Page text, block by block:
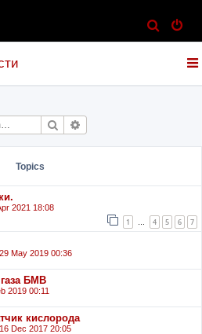
e
Search
Topics
2021 18:08
1 … 4 5 6 7
29 May 2019 00:36
БМВ
2019 00:11
кислорода
16 Dec 2017 20:05